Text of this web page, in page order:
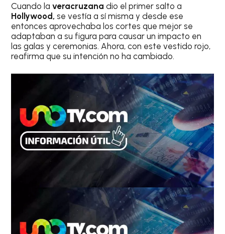
Cuando laveracruzanadio el primer salto a
Hollywood, se vestía a sí misma y desde ese
entonces aprovechaba los cortes que mejor se
adaptaban a su figura para causar un impacto en
las galas y ceremonias. Ahora, con este vestido rojo,
reafirma que su intención no ha cambiado.